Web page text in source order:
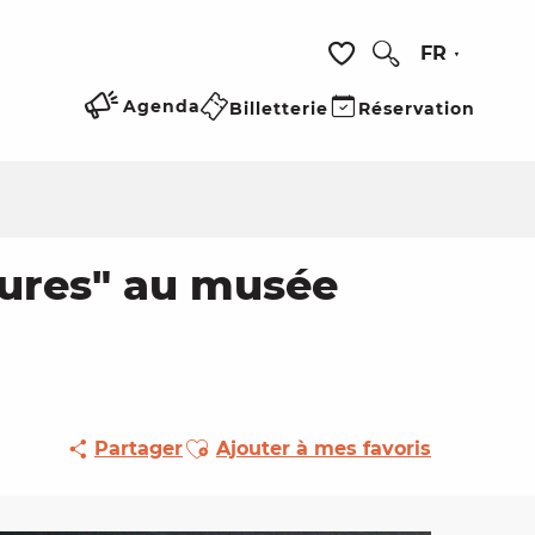
Voir les favoris
FR
Agenda Billetterie Réservation
au musée
PartagerAjouter aux favoris
Ajouter à mes favoris